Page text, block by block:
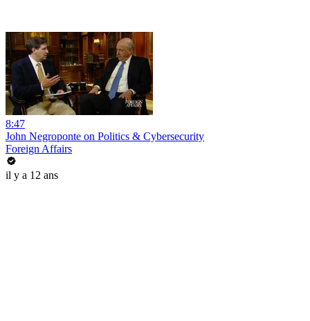
8:47
John Negroponte on Politics & Cybersecurity
Foreign Affairs
il y a 12 ans